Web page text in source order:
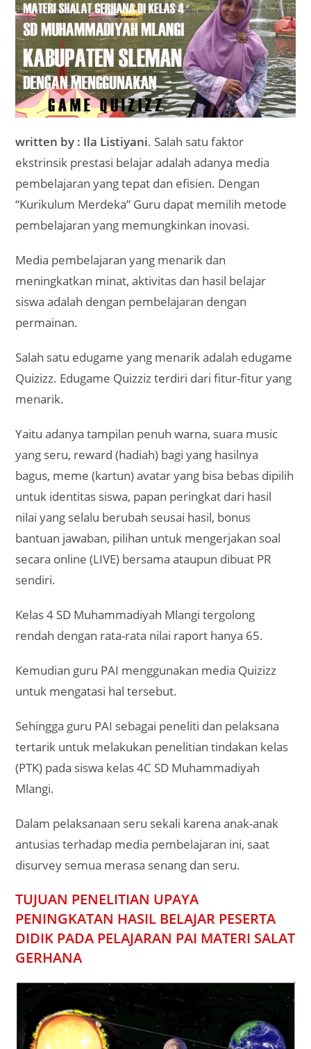
written by : Ila Listiyani. Salah satu faktor
ekstrinsik prestasi belajar adalah adanya media
pembelajaran yang tepat dan efisien. Dengan
“Kurikulum Merdeka” Guru dapat memilih metode
pembelajaran yang memungkinkan inovasi.
Media pembelajaran yang menarik dan
meningkatkan minat, aktivitas dan hasil belajar
siswa adalah dengan pembelajaran dengan
permainan.
Salah satu edugame yang menarik adalah edugame
Quizizz. Edugame Quizziz terdiri dari fitur-fitur yang
menarik.
Yaitu adanya tampilan penuh warna, suara music
yang seru, reward (hadiah) bagi yang hasilnya
bagus, meme (kartun) avatar yang bisa bebas dipilih
untuk identitas siswa, papan peringkat dari hasil
nilai yang selalu berubah seusai hasil, bonus
bantuan jawaban, pilihan untuk mengerjakan soal
secara online (LIVE) bersama ataupun dibuat PR
sendiri.
Kelas 4 SD Muhammadiyah Mlangi tergolong
rendah dengan rata-rata nilai raport hanya 65.
Kemudian guru PAI menggunakan media Quizizz
untuk mengatasi hal tersebut.
Sehingga guru PAI sebagai peneliti dan pelaksana
tertarik untuk melakukan penelitian tindakan kelas
(PTK) pada siswa kelas 4C SD Muhammadiyah
Mlangi.
Dalam pelaksanaan seru sekali karena anak-anak
antusias terhadap media pembelajaran ini, saat
disurvey semua merasa senang dan seru.
TUJUAN PENELITIAN UPAYA
PENINGKATAN HASIL BELAJAR PESERTA
DIDIK PADA PELAJARAN PAI MATERI SALAT
GERHANA